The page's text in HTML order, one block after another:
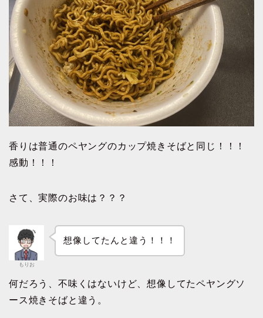
香りは普通のペヤングのカップ焼きそばと同じ！！！
感動！！！
さて、実際のお味は？？？
もりお
想像してたんと違う！！！
何だろう、不味くはないけど、想像してたペヤングソ
ース焼きそばと違う。